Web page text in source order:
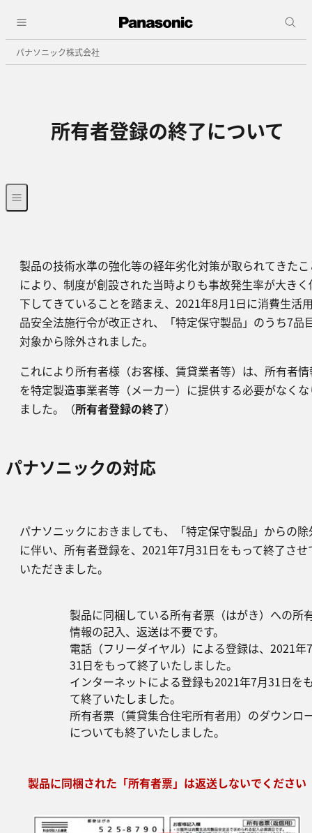
パナソニック株式会社
所有者登録の終了について
製品の技術水準の強化等の経年劣化対策が取られてきた
により、制度が創設された当時よりも事故発生率が大きく
下してきていることを踏まえ、2021年8月1日に消費生活
品安全法施行令が改正され、「特定保守製品」のうち7品
対象から除外されました。
これにより所有者様（お客様、賃貸業者等）は、所有者
を特定製造事業者等（メーカー）に提供する必要がなく
ました。（所有者登録の終了）
パナソニックの対応
パナソニックにおきましても、「特定保守製品」からの除
に伴い、所有者登録を、2021年7月31日をもって終了させ
いただきました。
製品に同梱している所有者票（はがき）への所
情報の記入、返送は不要です。
電話（フリーダイヤル）による登録は、2021年
31日をもって終了いたしました。
インターネットによる登録も2021年7月31日を
て終了いたしました。
所有者票（賃貸集合住宅所有者用）のダウンロ
についても終了いたしました。
製品に同梱された「所有者票」は返送しないでください